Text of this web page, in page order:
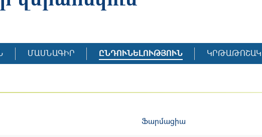
ՄԱՍՆԱԳԻՐ ԸՆԴՈՒՆԵԼՈՒԹՅՈՒՆ ԿՐԹԱԹՈՇԱԿ
Ֆարմացիա